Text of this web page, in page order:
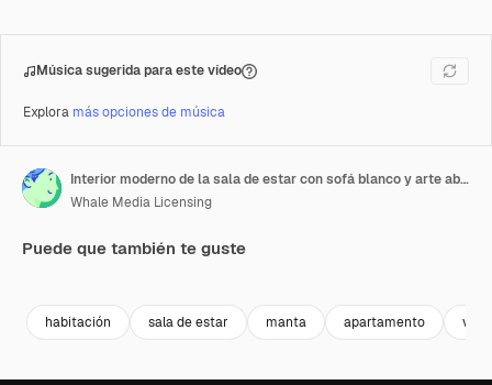
Música sugerida para este vídeo
Explora más opciones de música
Interior moderno de la sala de estar con sofá blanco y arte abstracto
Whale Media Licensing
Puede que también te guste
habitación sala de estar manta apartamento